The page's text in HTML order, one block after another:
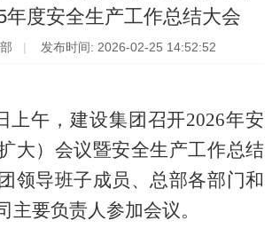
年度安全生产工作总结大会
发布时间: 2026-02-25 14:52:52
上午，建设集团召开2026年安
大）会议暨安全生产工作总结
领导班子成员、总部各部门和
主要负责人参加会议。